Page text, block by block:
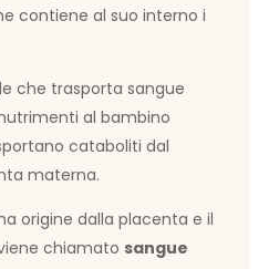
contiene al suo interno i
che trasporta sangue
al bambino
cataboliti dal
materna.
origine dalla placenta e il
chiamato sangue